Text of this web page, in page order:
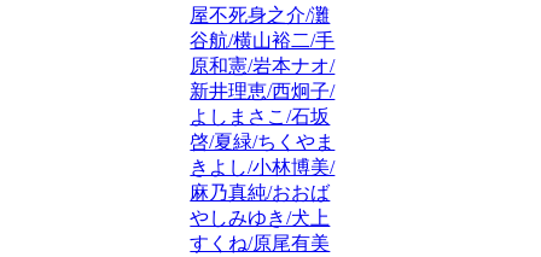
屋不死身之介/灘
谷航/横山裕二/手
原和憲/岩本ナオ/
新井理恵/西炯子/
よしまさこ/石坂
啓/夏緑/ちくやま
きよし/小林博美/
麻乃真純/おおば
やしみゆき/犬上
すくね/原尾有美